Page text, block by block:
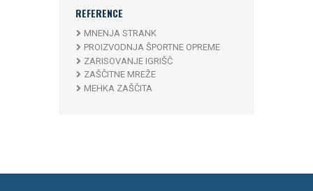
REFERENCE
MNENJA STRANK
PROIZVODNJA ŠPORTNE OPREME
ZARISOVANJE IGRIŠČ
ZAŠČITNE MREŽE
MEHKA ZAŠČITA